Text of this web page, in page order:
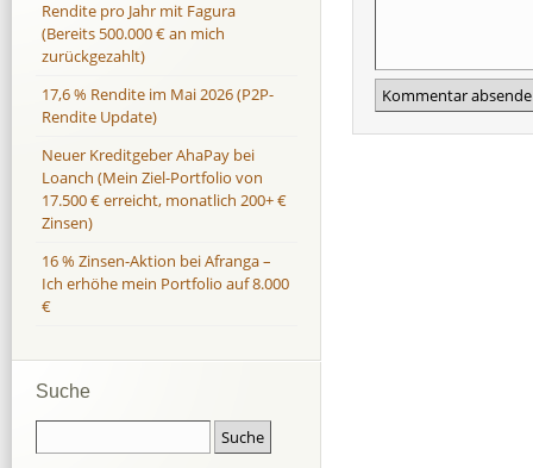
Rendite pro Jahr mit Fagura
(Bereits 500.000 € an mich
zurückgezahlt)
17,6 % Rendite im Mai 2026 (P2P-
Rendite Update)
Neuer Kreditgeber AhaPay bei
Loanch (Mein Ziel-Portfolio von
17.500 € erreicht, monatlich 200+ €
Zinsen)
16 % Zinsen-Aktion bei Afranga –
Ich erhöhe mein Portfolio auf 8.000
€
Suche